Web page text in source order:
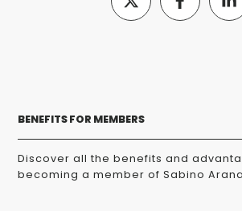
BENEFITS FOR MEMBERS
Discover all the benefits and
becoming a member of Sabino